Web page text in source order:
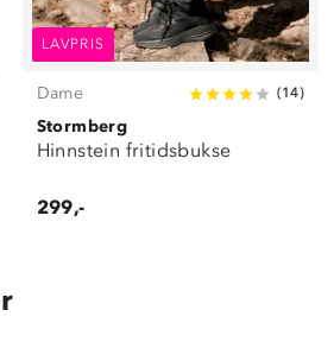
LAVPRIS
Dame (14)
Stormberg
Hinnstein fritidsbukse
299,-